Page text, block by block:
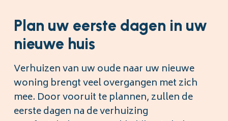
Plan uw eerste dagen in uw
nieuwe huis
Verhuizen van uw oude naar uw nieuwe
woning brengt veel overgangen met zich
mee. Door vooruit te plannen, zullen de
eerste dagen na de verhuizing